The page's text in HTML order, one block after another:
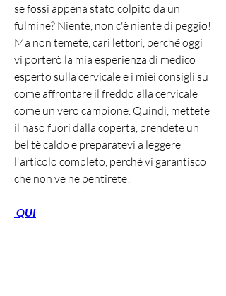
se fossi appena stato colpito da un
fulmine? Niente, non c'è niente di peggio!
Ma non temete, cari lettori, perché oggi
vi porterò la mia esperienza di medico
esperto sulla cervicale e i miei consigli su
come affrontare il freddo alla cervicale
come un vero campione. Quindi, mettete
il naso fuori dalla coperta, prendete un
bel tè caldo e preparatevi a leggere
l'articolo completo, perché vi garantisco
che non ve ne pentirete!
QUI